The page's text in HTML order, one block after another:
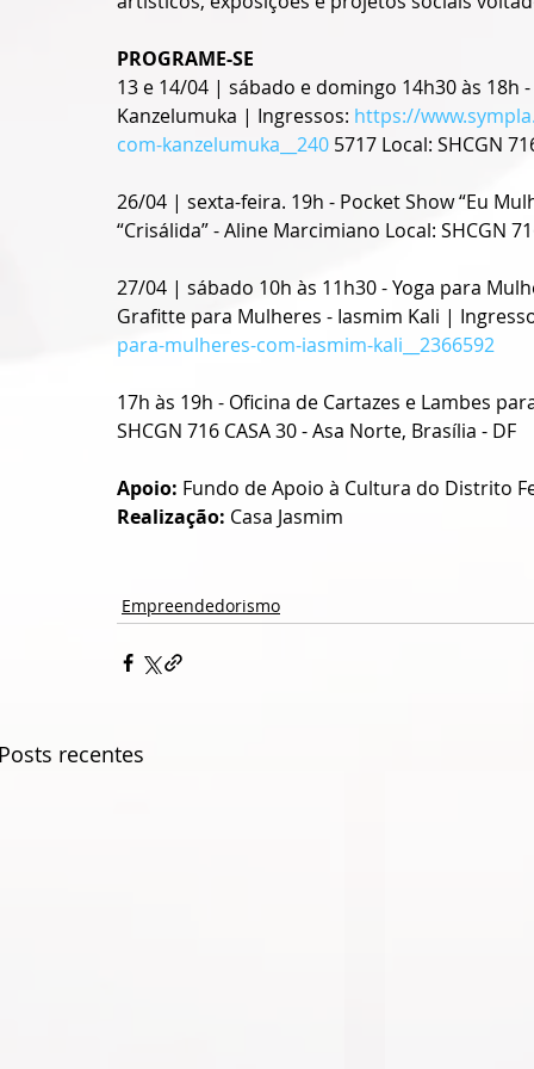
PROGRAME-SE
13 e 14/04 | sábado e domingo 14h30 às
Kanzelumuka | Ingressos: https://
com-kanzelumuka__240 5717 Local: SHCGN
26/04 | sexta-feira. 19h - Pocket Show “Eu
“Crisálida” - Aline Marcimiano Local: SHCGN
27/04 | sábado 10h às 11h30 - Yoga para
Grafitte para Mulheres - Iasmim Kali |
para-mulheres-com-iasmim-kali__2366592
17h às 19h - Oficina de Cartazes e Lambes
SHCGN 716 CASA 30 - Asa Norte, Brasília - DF
Apoio: Fundo de Apoio à Cultura do Distrito
Realização: Casa Jasmim
Empreendedorismo
recentes